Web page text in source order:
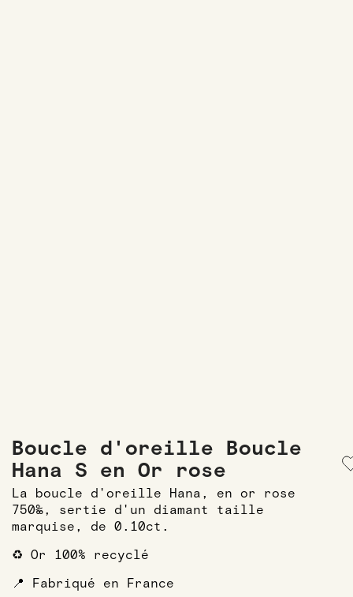
Boucle d'oreille Boucle
Hana S en Or rose
La boucle d'oreille Hana, en or rose
750‰, sertie d'un diamant taille
marquise, de 0.10ct.
♻️ Or 100% recyclé
📍 Fabriqué en France